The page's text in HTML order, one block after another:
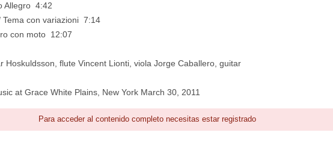
Allegro 4:42
Tema con variazioni 7:14
con moto 12:07
Hoskuldsson, flute Vincent Lionti, viola Jorge Caballero, guitar
at Grace White Plains, New York March 30, 2011
Para acceder al contenido completo necesitas estar registrado